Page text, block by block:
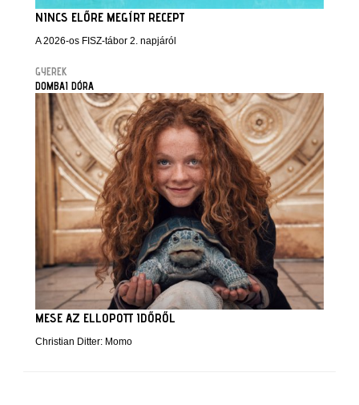
NINCS ELŐRE MEGÍRT RECEPT
A 2026-os FISZ-tábor 2. napjáról
GYEREK
DOMBAI DÓRA
MESE AZ ELLOPOTT IDŐRŐL
Christian Ditter: Momo